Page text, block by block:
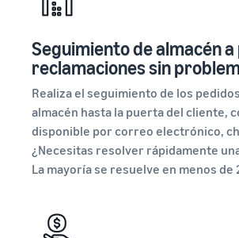
Seguimiento de almacén
reclamaciones sin
Realiza el seguimiento de los
almacén hasta la puerta del cliente,
disponible por correo electrónico,
¿Necesitas resolver rápidamente
La mayoría se resuelve en menos de